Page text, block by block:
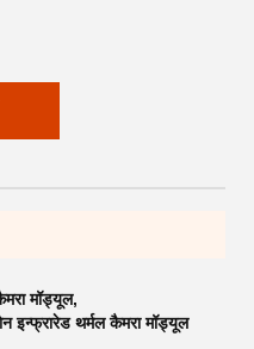
मॉड्यूल,
इन्फ्रारेड थर्मल कैमरा मॉड्यूल